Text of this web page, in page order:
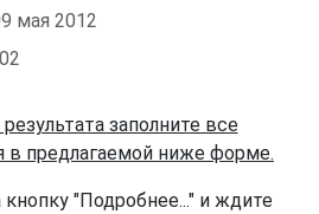
мая 2012
заполните все
в предлагаемой ниже форме.
"Подробнее..." и ждите